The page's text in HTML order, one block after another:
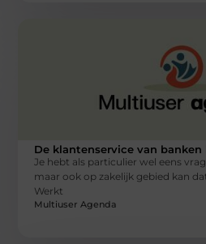
De klantenservice van banken
Je hebt als particulier wel eens
maar ook op zakelijk gebied kan
Werkt
Multiuser Agenda